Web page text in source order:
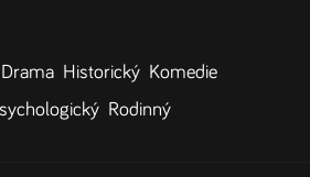
Drama Historický Komedie
Rodinný